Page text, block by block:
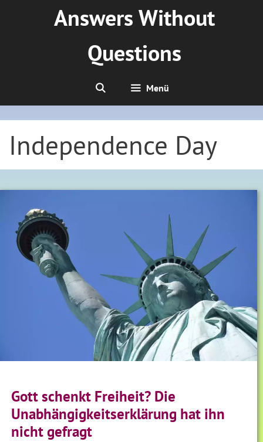
Answers Without
Questions
Menü
Independence Day
Gott schenkt Freiheit? Die
Unabhängigkeitserklärung hat ihn
nicht gefragt